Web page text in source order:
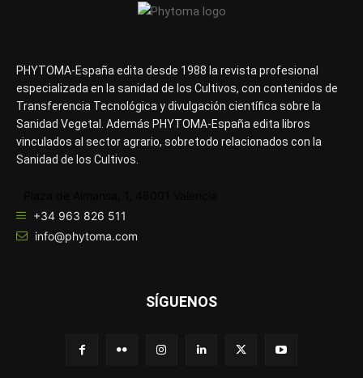
PHYTOMA-España edita desde 1988 la revista profesional
especializada en la sanidad de los Cultivos, con contenidos de
Transferencia Tecnológica y divulgación científica sobre la
Sanidad Vegetal. Además PHYTOMA-España edita libros
vinculados al sector agrario, sobretodo relacionados con la
Sanidad de los Cultivos.
+34 963 826 511
info@phytoma.com
SÍGUENOS